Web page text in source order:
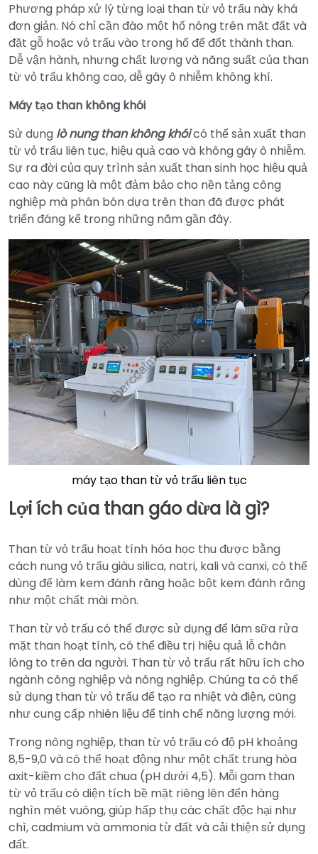
Phương pháp xử lý từng loại than từ vỏ trấu này khá
đơn giản. Nó chỉ cần đào một hố nông trên mặt đất và
đặt gỗ hoặc vỏ trấu vào trong hố để đốt thành than.
Dễ vận hành, nhưng chất lượng và năng suất của than
từ vỏ trấu không cao, dễ gây ô nhiễm không khí.
Máy tạo than không khói
Sử dụng lò nung than không khóicó thể sản xuất than
từ vỏ trấu liên tục, hiệu quả cao và không gây ô nhiễm.
Sự ra đời của quy trình sản xuất than sinh học hiệu quả
cao này cũng là một đảm bảo cho nền tảng công
nghiệp mà phân bón dựa trên than đã được phát
triển đáng kể trong những năm gần đây.
máy tạo than từ vỏ trấu liên tục
Lợi ích của than gáo dừa là gì?
Than từ vỏ trấu hoạt tính hóa học thu được bằng
cách nung vỏ trấu giàu silica, natri, kali và canxi, có thể
dùng để làm kem đánh răng hoặc bột kem đánh răng
như một chất mài mòn.
Than từ vỏ trấu có thể được sử dụng để làm sữa rửa
mặt than hoạt tính, có thể điều trị hiệu quả lỗ chân
lông to trên da người. Than từ vỏ trấu rất hữu ích cho
ngành công nghiệp và nông nghiệp. Chúng ta có thể
sử dụng than từ vỏ trấu để tạo ra nhiệt và điện, cũng
như cung cấp nhiên liệu để tinh chế năng lượng mới.
Trong nông nghiệp, than từ vỏ trấu có độ pH khoảng
8,5-9,0 và có thể hoạt động như một chất trung hòa
axit-kiềm cho đất chua (pH dưới 4,5). Mỗi gam than
từ vỏ trấu có diện tích bề mặt riêng lên đến hàng
nghìn mét vuông, giúp hấp thụ các chất độc hại như
chì, cadmium và ammonia từ đất và cải thiện sử dụng
đất.